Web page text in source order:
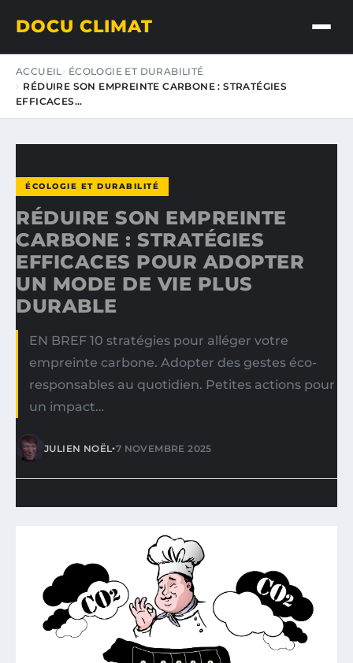
DOCU CLIMAT
ACCUEIL
ÉCOLOGIE ET DURABILITÉ
RÉDUIRE SON EMPREINTE CARBONE : STRATÉGIES
EFFICACES…
ÉCOLOGIE ET DURABILITÉ
RÉDUIRE SON EMPREINTE
CARBONE : STRATÉGIES
EFFICACES POUR ADOPTER
UN MODE DE VIE PLUS
DURABLE
EN BREF 10 stratégies pour alléger votre
empreinte carbone. Adopter des gestes éco-
responsables au quotidien. Petites actions pour
un impact…
JULIEN NOËL•7 NOVEMBRE 2025